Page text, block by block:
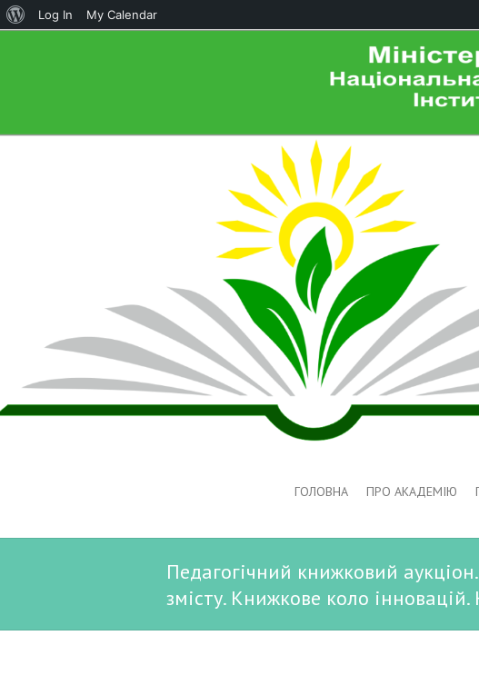
ГОЛОВНА ПРО АКАДЕМІЮ
Педагогічний книжковий
змісту. Книжкове коло
About
Log In My Calendar